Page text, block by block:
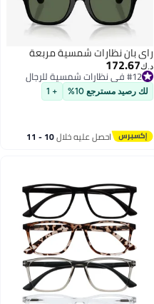
راي بان نظارات شمسية مربعة
د.ك‏172.67
#12 في نظارات شمسية للرجال
#12 في نظارات شمسية للرجال
لك رصيد مسترجع 10% + 1
احصل عليه خلال 10 - 11